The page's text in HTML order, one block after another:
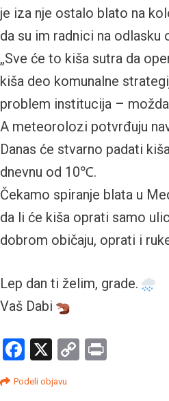
je iza nje ostalo blato na
da su im radnici na
„Sve će to kiša sutra da
kiša deo komunalne
problem institucija –
A meteorolozi potvrđuju
Danas će stvarno padati
dnevnu od 10℃.
Čekamo spiranje blata u
da li će kiša oprati samo
dobrom običaju, oprati i
Lep dan ti želim, grade.
Vaš Dabi
Facebook
X
Copy
Podeli objavu